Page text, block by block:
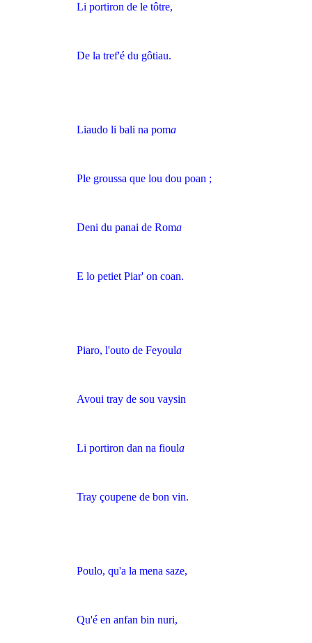
Li portiron de le tôtre,
De la tref'é du gôtiau.
Liaudo li bali na poma
Ple groussa que lou dou poan ;
Deni du panai de Roma
E lo petiet Piar' on coan.
Piaro, l'outo de Feyoula
Avoui tray de sou vaysin
Li portiron dan na fioula
Tray çoupene de bon vin.
Poulo, qu'a la mena saze,
Qu'é en anfan bin nuri,